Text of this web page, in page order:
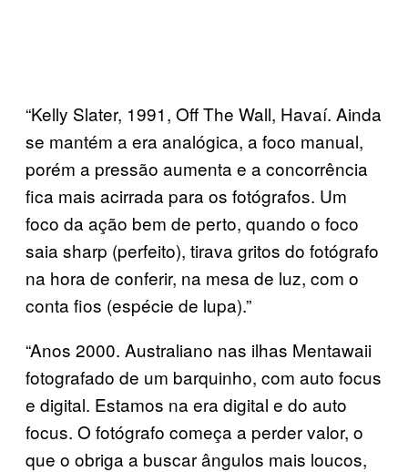
“Kelly Slater, 1991, Off The Wall, Havaí. Ainda
se mantém a era analógica, a foco manual,
porém a pressão aumenta e a concorrência
fica mais acirrada para os fotógrafos. Um
foco da ação bem de perto, quando o foco
saia sharp (perfeito), tirava gritos do fotógrafo
na hora de conferir, na mesa de luz, com o
conta fios (espécie de lupa).”
“Anos 2000. Australiano nas ilhas Mentawaii
fotografado de um barquinho, com auto focus
e digital. Estamos na era digital e do auto
focus. O fotógrafo começa a perder valor, o
que o obriga a buscar ângulos mais loucos,